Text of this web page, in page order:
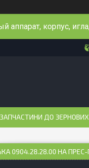
аппарат, корпус,
ЗАПЧАСТИНИ ДО
0904.28.28.00 НА ПРЕС-